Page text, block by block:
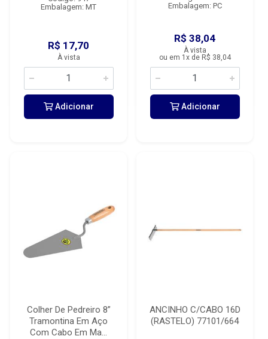
Embalagem: MT
R$ 17,70
À vista
Adicionar
Embalagem: PC
R$ 38,04
À vista
ou em 1x de R$ 38,04
Adicionar
Colher De Pedreiro 8”
Tramontina Em Aço
Com Cabo Em Ma...
ANCINHO C/CABO 16D
(RASTELO) 77101/664